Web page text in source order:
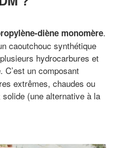
diène monomère.
caoutchouc synthétique
hydrocarbures et
. C’est un composant
extrêmes, chaudes ou
(une alternative à la